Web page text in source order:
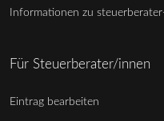
Informationen zu
Für Steuerberater/innen
Eintrag bearbeiten